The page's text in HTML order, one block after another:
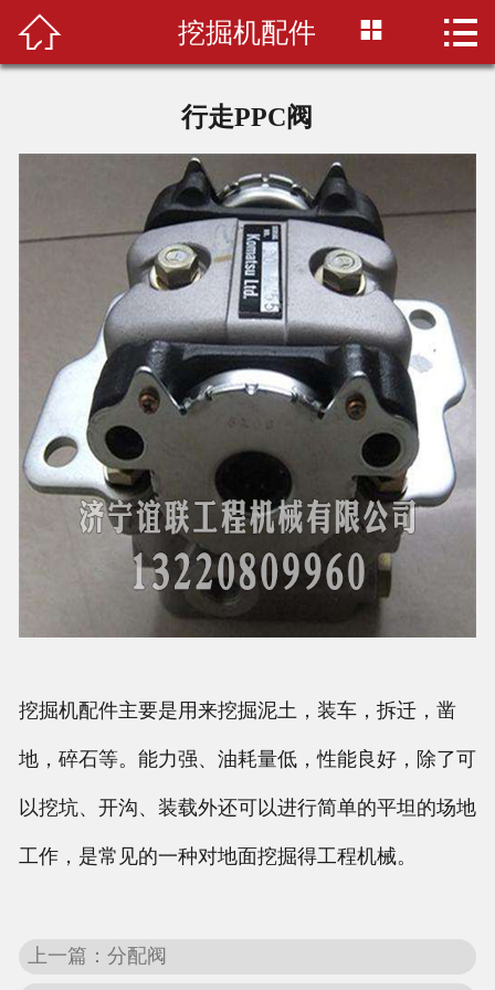
首页
配件百科
选购指南
配件仓库
联系我们
 挖掘机配件  
行走PPC阀
挖掘机配件主要是用来挖掘泥土，装车，拆迁，凿
地，碎石等。能力强、油耗量低，性能良好，除了可
以挖坑、开沟、装载外还可以进行简单的平坦的场地
工作，是常见的一种对地面挖掘得工程机械。
上一篇：分配阀